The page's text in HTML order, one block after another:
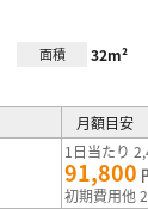
面積 32m²
月額目安
1日当たり
91,800
初期費用他